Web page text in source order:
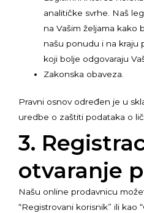
analitičke svrhe. Naš
na Vašim željama kako
našu ponudu i na kraju
koji bolje odgovaraju
Zakonska obaveza.
Pravni osnov određen je u
uredbe o zaštiti podataka o
3.
otvaranje
Našu online prodavnicu
“Registrovani korisnik” ili kao